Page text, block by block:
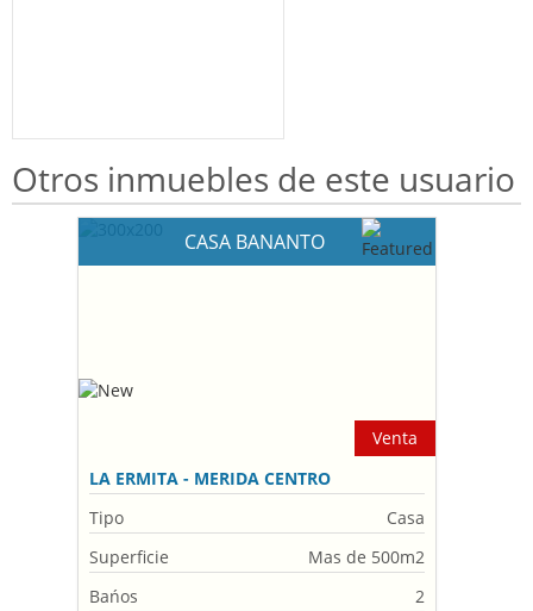
Otros inmuebles de este usuario
CASA BANANTO
Venta
LA ERMITA - MERIDA CENTRO
Tipo
Casa
Superficie
Mas de 500m2
Bańos
2